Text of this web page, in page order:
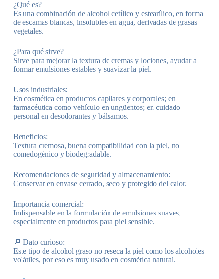
¿Qué es?
Es una combinación de alcohol cetílico y estearílico, en forma
de escamas blancas, insolubles en agua, derivadas de grasas
vegetales.
¿Para qué sirve?
Sirve para mejorar la textura de cremas y lociones, ayudar a
formar emulsiones estables y suavizar la piel.
Usos industriales:
En cosmética en productos capilares y corporales; en
farmacéutica como vehículo en ungüentos; en cuidado
personal en desodorantes y bálsamos.
Beneficios:
Textura cremosa, buena compatibilidad con la piel, no
comedogénico y biodegradable.
Recomendaciones de seguridad y almacenamiento:
Conservar en envase cerrado, seco y protegido del calor.
Importancia comercial:
Indispensable en la formulación de emulsiones suaves,
especialmente en productos para piel sensible.
🔎 Dato curioso:
Este tipo de alcohol graso no reseca la piel como los alcoholes
volátiles, por eso es muy usado en cosmética natural.